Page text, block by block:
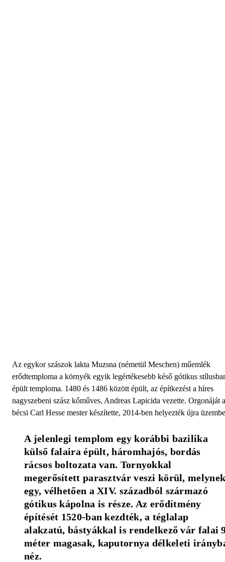
Az egykor szászok lakta Muzsna (németül Meschen) műemlék
erődtemploma a környék egyik legértékesebb késő gótikus
épült temploma. 1480 és 1486 között épült, az építkezést a híres
nagyszebeni szász kőműves, Andreas Lapicida vezette. Orgonáját a
bécsi Carl Hesse mester készítette, 2014-ben helyezték újra
A jelenlegi templom egy korábbi bazilika
külső falaira épült, háromhajós, bordás
rácsos boltozata van. Tornyokkal
megerősített parasztvár veszi körül,
egy, vélhetően a XIV. századból származó
gótikus kápolna is része. Az erődítmény
építését 1520-ban kezdték, a téglalap
alakzatú, bástyákkal is rendelkező vár falai
méter magasak, kaputornya délkeleti
néz.